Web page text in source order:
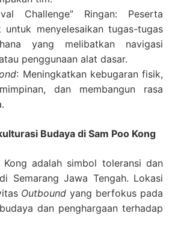
Challenge” Ringan: Peserta
untuk menyelesaikan tugas-tugas
yang melibatkan navigasi
penggunaan alat dasar.
: Meningkatkan kebugaran fisik,
dan membangun rasa
Budaya di Sam Poo Kong
Kong adalah simbol toleransi dan
Semarang Jawa Tengah. Lokasi
Outbound yang berfokus pada
dan penghargaan terhadap